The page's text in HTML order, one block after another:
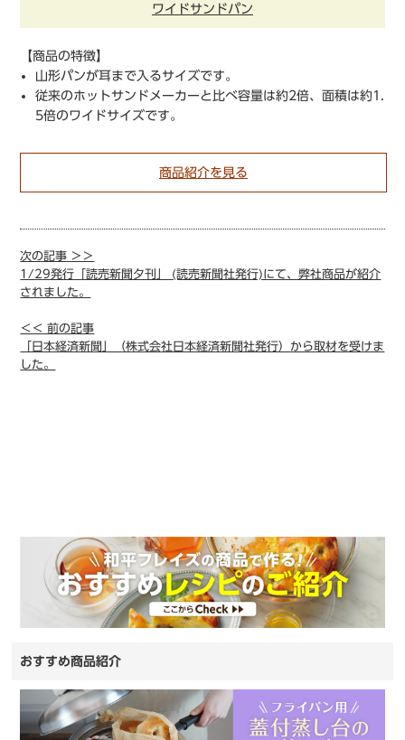
ワイドサンドパン
【商品の特徴】
山形パンが耳まで入るサイズです。
従来のホットサンドメーカーと比べ容量は約2倍、面積は約1.
5倍のワイドサイズです。
商品紹介を見る
次の記事 ＞＞
1/29発行「読売新聞夕刊」 (読売新聞社発行)にて、弊社商品が紹介
されました。
＜＜ 前の記事
「日本経済新聞」（株式会社日本経済新聞社発行）から取材を受けま
した。
おすすめ商品紹介